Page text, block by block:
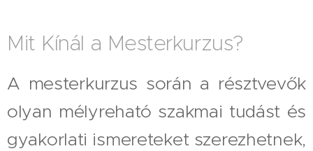
Mit Kínál a Mesterkurzus?
A mesterkurzus során a résztvevők
olyan mélyreható szakmai tudást és
gyakorlati ismereteket szerezhetnek,